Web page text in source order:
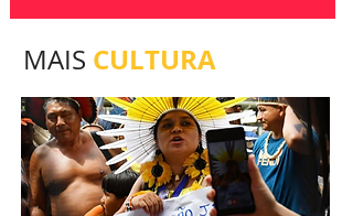
MAIS CULTURA